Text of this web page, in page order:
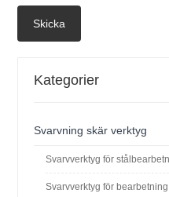
Skicka
Kategorier
Svarvning skär verktyg
Svarvverktyg för
Svarvverktyg för